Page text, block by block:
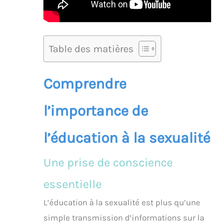
Table des matières
Comprendre
l’importance de
l’éducation à la sexualité
Une prise de conscience
essentielle
L’éducation à la sexualité est plus qu’une
simple transmission d’informations sur la